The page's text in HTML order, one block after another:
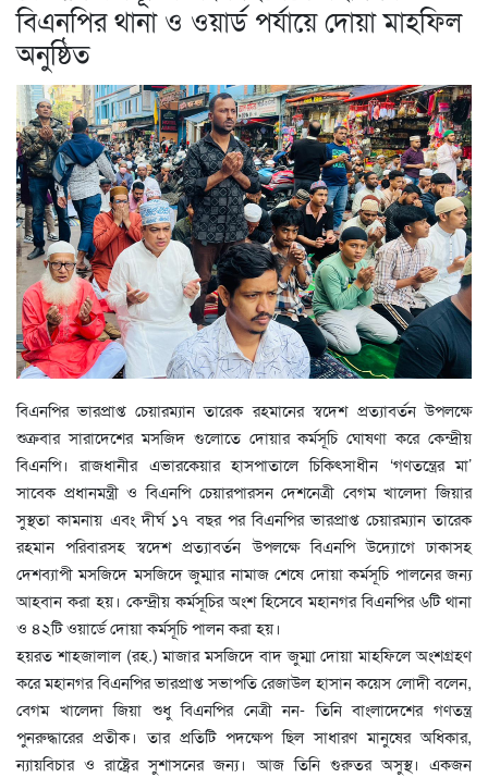
বিএনপির থানা ও ওয়ার্ড পর্যায়ে দোয়া মাহফিল
অনুষ্ঠিত
বিএনপির ভারপ্রাপ্ত চেয়ারম্যান তারেক রহমানের স্বদেশ প্রত্যাবর্তন উপলক্ষে
শুক্রবার সারাদেশের মসজিদ গুলোতে দোয়ার কর্মসূচি ঘোষণা করে কেন্দ্রীয়
বিএনপি। রাজধানীর এভারকেয়ার হাসপাতালে চিকিৎসাধীন ‘গণতন্ত্রের মা’
সাবেক প্রধানমন্ত্রী ও বিএনপি চেয়ারপারসন দেশনেত্রী বেগম খালেদা জিয়ার
সুস্থতা কামনায় এবং দীর্ঘ ১৭ বছর পর বিএনপির ভারপ্রাপ্ত চেয়ারম্যান তারেক
রহমান পরিবারসহ স্বদেশ প্রত্যাবর্তন উপলক্ষে বিএনপি উদ্যোগে ঢাকাসহ
দেশব্যাপী মসজিদে মসজিদে জুম্মার নামাজ শেষে দোয়া কর্মসূচি পালনের জন্য
আহবান করা হয়। কেন্দ্রীয় কর্মসূচির অংশ হিসেবে মহানগর বিএনপির ৬টি থানা
ও ৪২টি ওয়ার্ডে দোয়া কর্মসূচি পালন করা হয়।
হয়রত শাহজালাল (রহ.) মাজার মসজিদে বাদ জুম্মা দোয়া মাহফিলে অংশগ্রহণ
করে মহানগর বিএনপির ভারপ্রাপ্ত সভাপতি রেজাউল হাসান কয়েস লোদী বলেন,
বেগম খালেদা জিয়া শুধু বিএনপির নেত্রী নন- তিনি বাংলাদেশের গণতন্ত্র
পুনরুদ্ধারের প্রতীক। তার প্রতিটি পদক্ষেপ ছিল সাধারণ মানুষের অধিকার,
ন্যায়বিচার ও রাষ্ট্রের সুশাসনের জন্য। আজ তিনি গুরুতর অসুস্থ। একজন